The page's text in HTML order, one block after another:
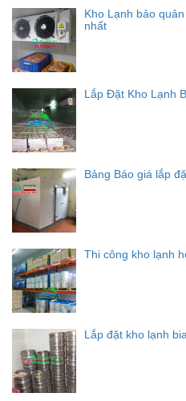
Kho Lạnh bảo
nhất
Lắp Đặt Kho Lạnh
Bảng Báo giá lắp
Thi công kho lạnh
Lắp đặt kho lạnh